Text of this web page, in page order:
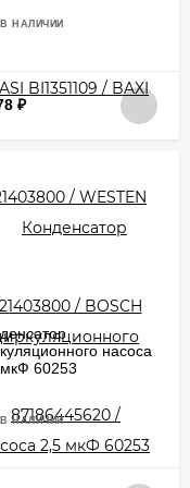
НАЛИЧИИ
₽
насоса
60253
НАЛИЧИИ